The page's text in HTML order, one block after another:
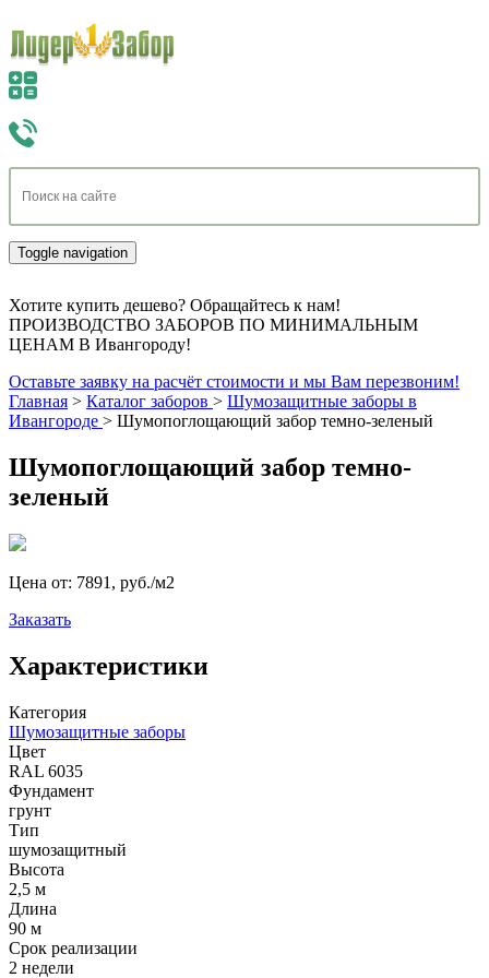
Toggle navigation
Хотите купить дешево? Обращайтесь к нам!
ПРОИЗВОДСТВО ЗАБОРОВ ПО МИНИМАЛЬНЫМ
ЦЕНАМ В Ивангороду!
Оставьте заявку на расчёт стоимости и мы Вам перезвоним!
Главная > Каталог заборов > Шумозащитные заборы в
Ивангороде > Шумопоглощающий забор темно-зеленый
Шумопоглощающий забор темно-
зеленый
Цена от: 7891, руб./м2
Заказать
Характеристики
Категория
Шумозащитные заборы
Цвет
RAL 6035
Фундамент
грунт
Тип
шумозащитный
Высота
2,5 м
Длина
90 м
Срок реализации
2 недели